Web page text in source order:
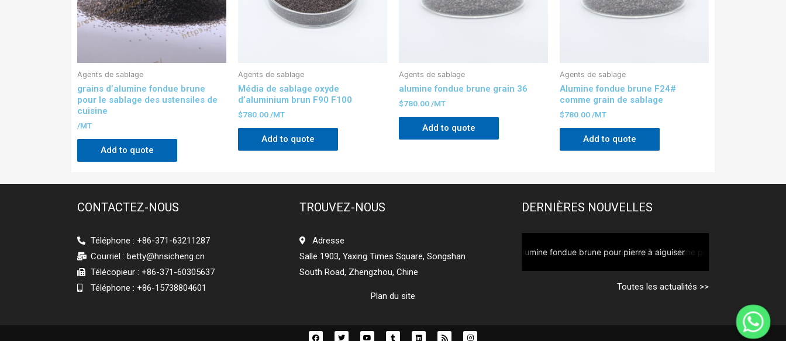
Agents de sablage
grains d’alumine fondue brune
pour le sablage des ustensiles de
cuisine
/MT
Add to quote
Agents de sablage
Média de sablage oxyde
d’aluminium brun F90 F100
$780.00 /MT
Add to quote
Agents de sablage
alumine fondue brune grain 36
$780.00 /MT
Add to quote
Agents de sablage
Alumine fondue brune F24#
comme grain de sablage
$780.00 /MT
Add to quote
CONTACTEZ-NOUS
Téléphone : +86-371-63211287
Courriel : betty@hnsicheng.cn
Télécopieur : +86-371-60305637
Téléphone : +86-15738804601
TROUVEZ-NOUS
Adresse
Salle 1903, Yaxing Times Square, Songshan
South Road, Zhengzhou, Chine
Plan du site
DERNIÈRES NOUVELLES
Alumine fondue brune pour disque à lamelles
Toutes les actualités >>